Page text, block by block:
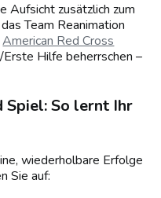
Aufsicht zusätzlich zum
Team Reanimation
American Red Cross
Hilfe beherrschen –
Spiel: So lernt Ihr
wiederholbare Erfolge
Sie auf: